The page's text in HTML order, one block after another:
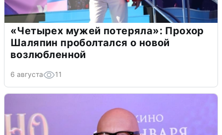
«Четырех мужей потеряла»: Прохор
Шаляпин проболтался о новой
возлюбленной
6 августа 11